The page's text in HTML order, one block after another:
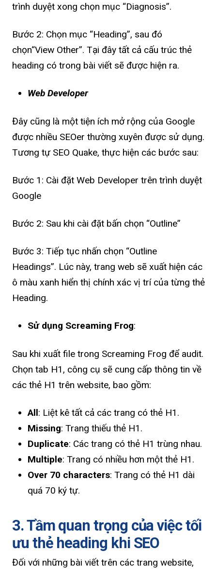
trình duyệt xong chọn mục “Diagnosis”.
Bước 2: Chọn mục “Heading”, sau đó
chọn“View Other”. Tại đây tất cả cấu trúc thẻ
heading có trong bài viết sẽ được hiện ra.
Web Developer
Đây cũng là một tiện ích mở rộng của Google
được nhiều SEOer thường xuyên được sử dụng.
Tương tự SEO Quake, thực hiện các bước sau:
Bước 1: Cài đặt Web Developer trên trình duyệt
Google
Bước 2: Sau khi cài đặt bấn chọn “Outline”
Bước 3: Tiếp tục nhấn chọn “Outline
Headings”. Lúc này, trang web sẽ xuất hiện các
ô màu xanh hiển thị chính xác vị trí của từng thẻ
Heading.
Sử dụng Screaming Frog:
Sau khi xuất file trong Screaming Frog để audit.
Chọn tab H1, công cụ sẽ cung cấp thông tin về
các thẻ H1 trên website, bao gồm:
All: Liệt kê tất cả các trang có thẻ H1.
Missing: Trang thiếu thẻ H1.
Duplicate: Các trang có thẻ H1 trùng nhau.
Multiple: Trang có nhiều hơn một thẻ H1.
Over 70 characters: Trang có thẻ H1 dài
quá 70 ký tự.
3. Tầm quan trọng của việc tối
ưu thẻ heading khi SEO
Đối với những bài viết trên các trang website,